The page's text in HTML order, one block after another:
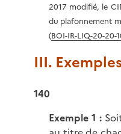
2017 modifié, le
du plafonnement
(BOI-IR-LIQ-20-20-
III. Exemples
140
Exemple 1 :